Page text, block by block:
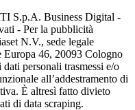
S.p.A. Business Digital -
- Per la pubblicità
N.V., sede legale
46, 20093 Cologno
personali trasmessi e/o
all’addestramento di
È altresì fatto divieto
di data scraping.